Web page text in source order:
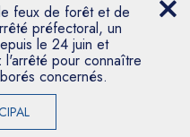
feux de forêt et de
préfectoral, un
le 24 juin et
l'arrêté pour connaître
concernés.